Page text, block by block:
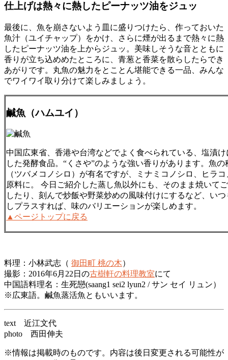
仕上げは熱々に熱したピーナッツ油をジュッ
最後に、魚を崩さないよう皿に盛りつけたら、作っておいた
魚汁（ユイチャップ）をかけ、さらに煙が出るまで熱々に熱
したピーナッツ油を上からジュッ。美味しそうな音とともに
香りが立ち込めめたところに、青葱と香菜を散らしたらでき
あがりです。丸魚の魅力をとことん堪能できる一品、みんな
でワイワイ取り分けて楽しみましょう。
鹹魚（ハムユイ）
中国広東省、香港や台湾などでよく食べられている、塩漬
した発酵食品。“くさや”のような強い香りがあります。魚の
（ツバメコノシロ）が有名ですが、ミナミコノシロ、ヒラ
原料に。 今日ご紹介した蒸し魚以外にも、そのまま焼いて
したり、刻んで炒飯や野菜炒めの風味付けにするなど、い
しプラスすれば、味のバリエーションが楽しめます。
▲ページトップに戻る
料理：小林武志（ 御田町 桃の木）
撮影：2016年6月22日の古樹軒の料理教室にて
中国語料理名：生死戀(saang1 sei2 lyun2 / サン セイ リュン）
※広東語。鹹魚蒸活魚ともいいます。
text 近江文代
photo 西田伸夫
※情報は掲載時のものです。内容は後日変更される可能性が